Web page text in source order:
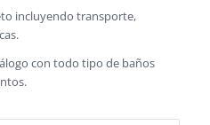
incluyendo transporte,
con todo tipo de baños